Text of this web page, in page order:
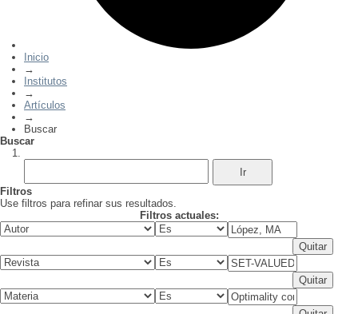
Inicio
→
Institutos
→
Artículos
→
Buscar
Buscar
Filtros
Use filtros para refinar sus resultados.
Filtros actuales: